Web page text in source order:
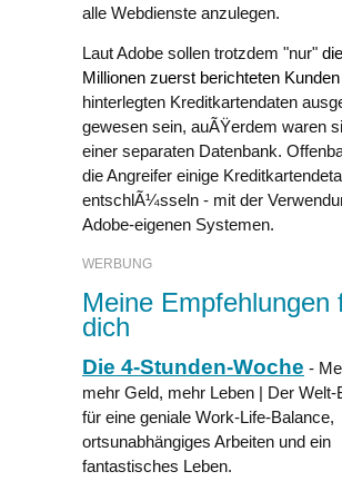
alle Webdienste anzulegen.
Laut Adobe sollen trotzdem "nur"
Millionen zuerst berichteten Kunden
hinterlegten Kreditkartendaten
gewesen sein, auÃŸerdem waren
einer separaten Datenbank.
die Angreifer einige
entschlÃ¼sseln - mit der
Adobe-eigenen Systemen.
WERBUNG
Meine Empfehlungen
dich
Die 4-Stunden-Woche -
mehr Geld, mehr Leben | Der Welt-
für eine geniale Work-Life-Balance,
ortsunabhängiges Arbeiten und ein
fantastisches Leben.